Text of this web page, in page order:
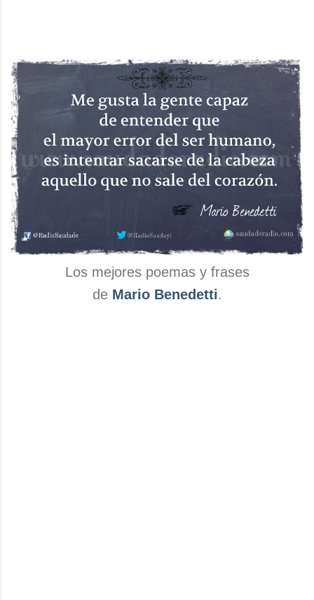
Los mejores poemas y frases
de Mario Benedetti.